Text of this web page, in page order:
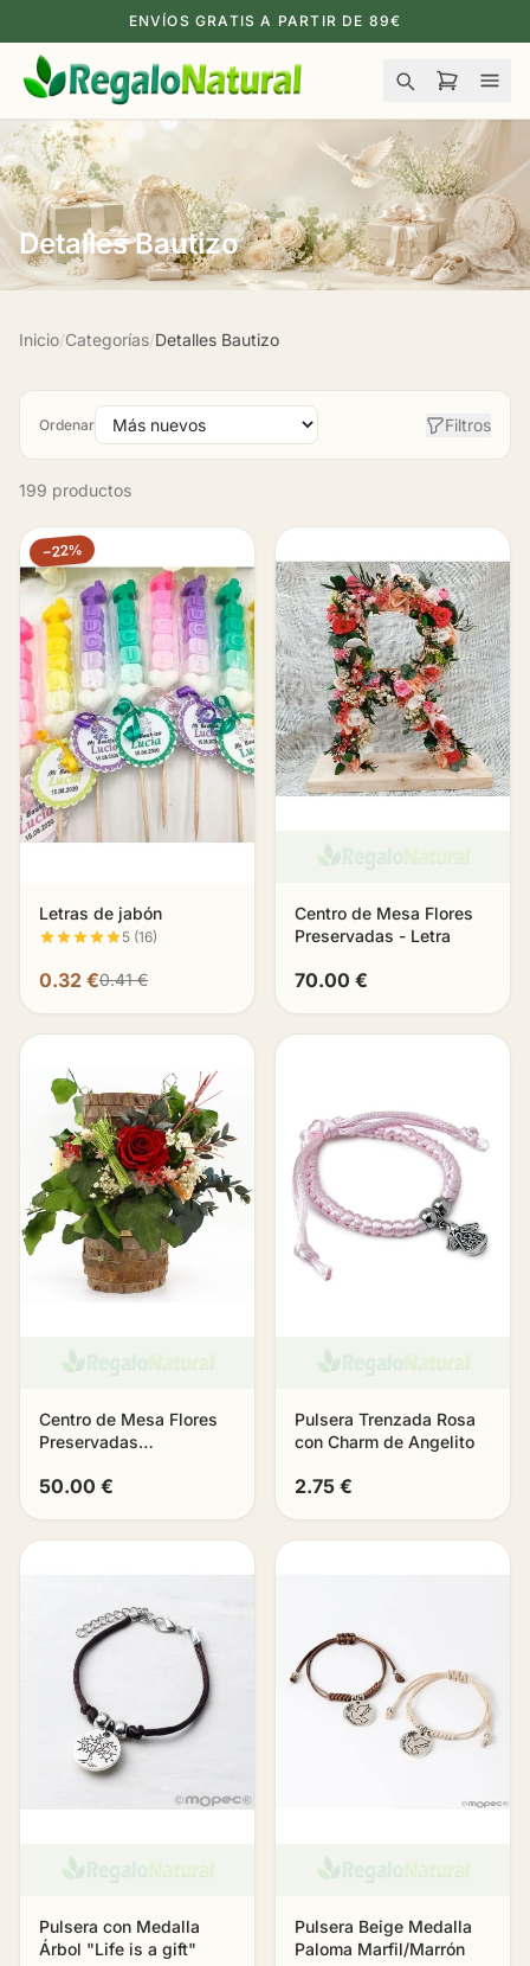
ENVÍOS GRATIS A PARTIR DE 89€
Detalles Bautizo
Inicio/Categorías/Detalles Bautizo
Ordenar Filtros
199 productos
−22%
Letras de jabón
5 (16)
0.32 €0.41 €
Centro de Mesa Flores
Preservadas - Letra
70.00 €
Centro de Mesa Flores
Preservadas
50.00 €
Pulsera Trenzada Rosa
con Charm de Angelito
2.75 €
Pulsera con Medalla
Árbol "Life is a gift"
Pulsera Beige Medalla
Paloma Marfil/Marrón